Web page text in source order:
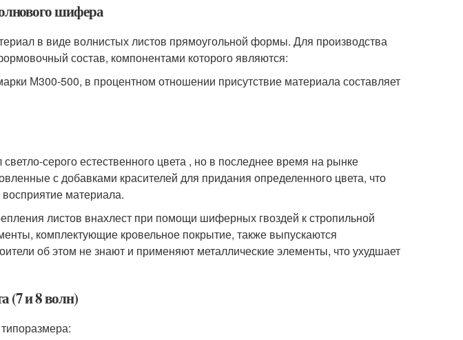
шифера
в виде волнистых листов прямоугольной формы. Для производства
состав, компонентами которого являются:
М300-500, в процентном отношении присутствие материала составляет
серого естественного цвета , но в последнее время на рынке
с добавками красителей для придания определенного цвета, что
восприятие материала.
листов внахлест при помощи шиферных гвоздей к стропильной
комплектующие кровельное покрытие, также выпускаются
об этом не знают и применяют металлические элементы, что ухудшает
(7 и 8 волн)